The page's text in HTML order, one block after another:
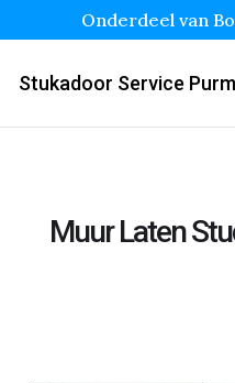
Onderdeel van
Stukadoor Service
Muur Laten